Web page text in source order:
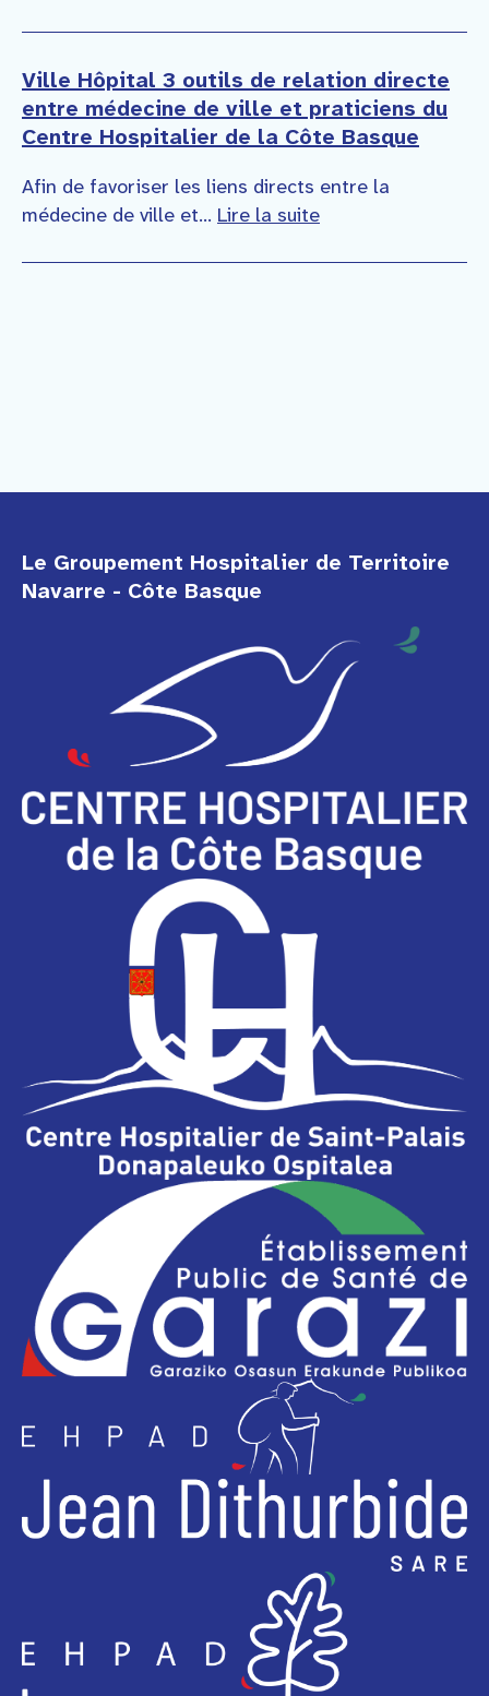
Ville Hôpital 3 outils de relation directe
entre médecine de ville et praticiens du
Centre Hospitalier de la Côte Basque
Afin de favoriser les liens directs entre la
médecine de ville et... Lire la suite
Le Groupement Hospitalier de Territoire
Navarre - Côte Basque